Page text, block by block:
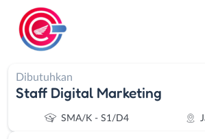
Dibutuhkan
Staff Digital Marketing
SMA/K - S1/D4